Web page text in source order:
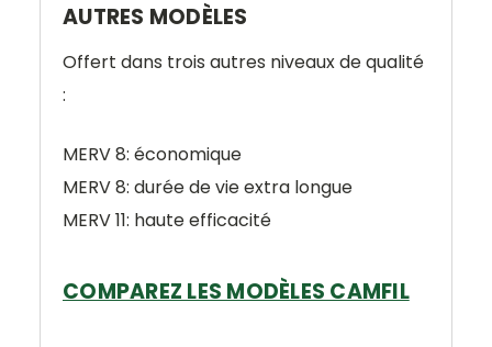
AUTRES MODÈLES
Offert dans trois autres niveaux de qualité
:
MERV 8: économique
MERV 8: durée de vie extra longue
MERV 11: haute efficacité
COMPAREZ LES MODÈLES CAMFIL